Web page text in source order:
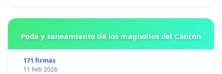
Poda y saneamiento de los magnolios del Cantón
171 firmas
11 Feb 2026